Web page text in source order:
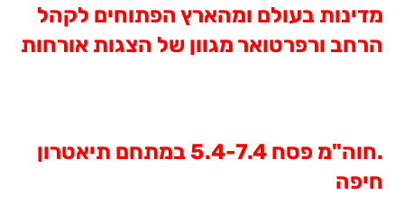
מדינות בעולם ומהארץ הפתוחים לקהל
הרחב ורפרטואר מגוון של הצגות אורחות
.חוה"מ פסח 5.4-7.4 במתחם תיאטרון
חיפה